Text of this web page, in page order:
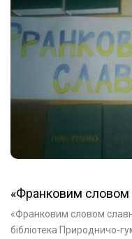
«Франковим словом
«Франковим словом
бібліотека Природничо-